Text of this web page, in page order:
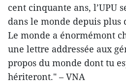
cent cinquante ans, l’UPU
dans le monde depuis plus
Le monde a énormémont
une lettre addressée aux
propos du monde dont tu
hériteront." – VNA